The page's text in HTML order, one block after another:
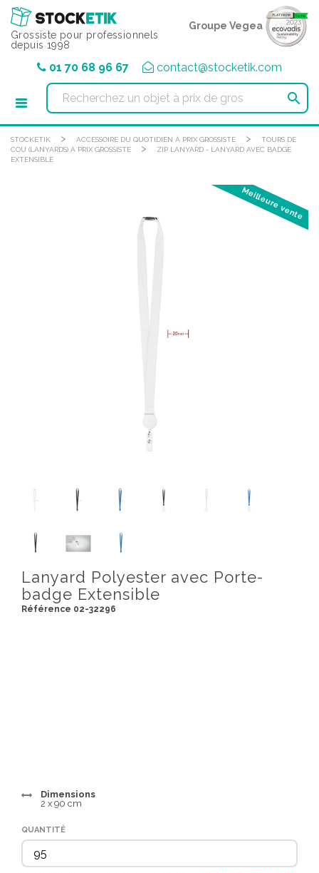
Grossiste pour professionnels
depuis 1998
Groupe Vegea
01 70 68 96 67 contact@stocketik.com

STOCKETIK > ACCESSOIRE DU QUOTIDIEN À PRIX GROSSISTE >
TOURS DE
COU (LANYARDS) À PRIX GROSSISTE
>
ZIP LANYARD - LANYARD AVEC BADGE
EXTENSIBLE
Meilleure vente
Lanyard Polyester avec Porte-
badge Extensible
Référence 02-32296
Dimensions
2 x 90 cm
QUANTITÉ
Panneau de gestion des cookies